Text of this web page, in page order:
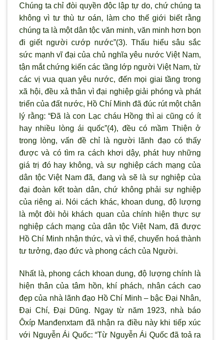
Chúng ta chỉ đòi quyền độc lập tự do, chứ chúng ta
không vì tư thù tư oán, làm cho thế giới biết rằng
chúng ta là một dân tộc văn minh, văn minh hơn bọn
đi giết người cướp nước”(3). Thấu hiểu sâu sắc
sức mạnh vĩ đại của chủ nghĩa yêu nước Việt Nam,
tận mắt chứng kiến các tầng lớp người Việt Nam, từ
các vị vua quan yêu nước, đến mọi giai tầng trong
xã hội, đều xả thân vì đại nghiệp giải phóng và phát
triển của đất nước, Hồ Chí Minh đã đúc rút một chân
lý rằng: “Đã là con Lạc cháu Hồng thì ai cũng có ít
hay nhiều lòng ái quốc”(4), đều có mầm Thiện ở
trong lòng, vấn đề chỉ là người lãnh đạo có thấy
được và có tìm ra cách khơi dậy, phát huy những
giá trị đó hay không, và sự nghiệp cách mạng của
dân tộc Việt Nam đã, đang và sẽ là sự nghiệp của
đại đoàn kết toàn dân, chứ không phải sự nghiệp
của riêng ai. Nói cách khác, khoan dung, độ lượng
là một đòi hỏi khách quan của chính hiện thực sự
nghiệp cách mạng của dân tộc Việt Nam, đã được
Hồ Chí Minh nhận thức, và vì thế, chuyển hoá thành
tư tưởng, đạo đức và phong cách của Người.
Nhất là, phong cách khoan dung, độ lượng chính là
hiện thân của tâm hồn, khí phách, nhân cách cao
đẹp của nhà lãnh đạo Hồ Chí Minh – bậc Đại Nhân,
Đại Chí, Đại Dũng. Ngay từ năm 1923, nhà báo
Ôxíp Manđenxtam đã nhận ra điều này khi tiếp xúc
với Nguyễn Ái Quốc: “Từ Nguyễn Ái Quốc đã toả ra